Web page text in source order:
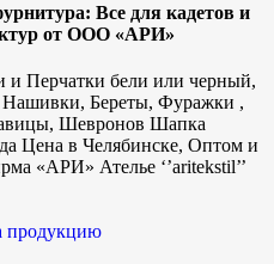
Все для кадетов и
от ООО «АРИ»
и Перчатки бели или черный,
Нашивки, Береты, Фуражки ,
Шевронов Шапка
Цена в Челябинске, Оптом и
«АРИ» Ателье ‘’aritekstil’’
продукцию